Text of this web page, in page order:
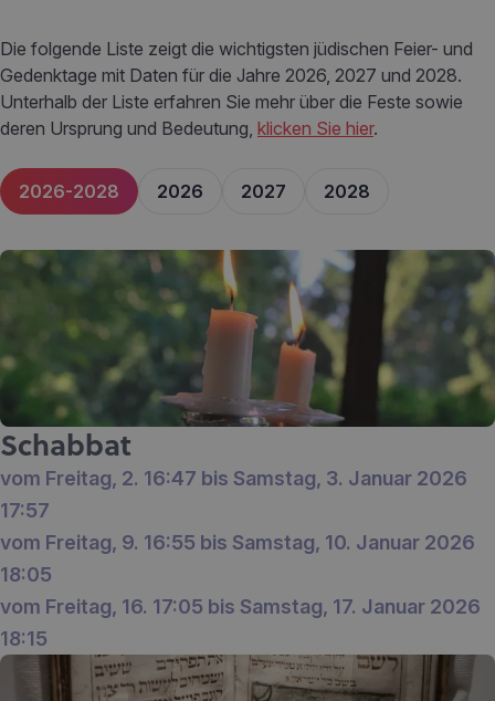
Die folgende Liste zeigt die wichtigsten jüdischen Feier- und
Gedenktage mit Daten für die Jahre 2026, 2027 und 2028.
Unterhalb der Liste erfahren Sie mehr über die Feste sowie
deren Ursprung und Bedeutung, klicken Sie hier.
2026-2028 2026 2027 2028
Schabbat
vom Freitag, 2. 16:47 bis Samstag, 3. Januar 2026
17:57
vom Freitag, 9. 16:55 bis Samstag, 10. Januar 2026
18:05
vom Freitag, 16. 17:05 bis Samstag, 17. Januar 2026
18:15